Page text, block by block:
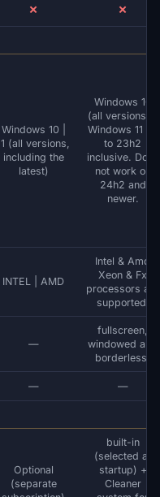
✗ ✗
Windows 10 |
(all versions,
including the
latest)
Windows 10
(all versions) /
Windows 11 up
to 23h2
inclusive. Does
not work on
24h2 and
newer.
INTEL | AMD
Intel & Amd
Xeon & Fx
processors are
supported.
—
fullscreen,
windowed and
borderless.
— —
Optional
(separate
built-in
(selected at
startup) +
Cleaner